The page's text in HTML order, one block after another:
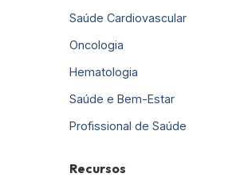
Saúde Cardiovascular
Oncologia
Hematologia
Saúde e Bem-Estar
Profissional de Saúde
Recursos